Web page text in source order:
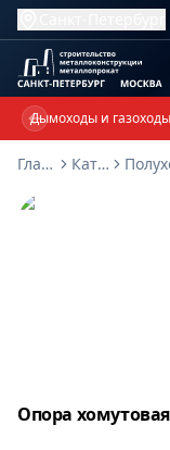
Дымоходы и
Previous slide
Главная
Каталог
Опора